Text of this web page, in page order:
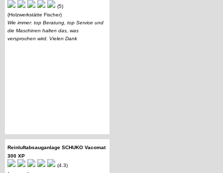
(5)
(Holzwerkstätte Fischer)
Wie immer: top Beratung, top Service und
die Maschinen halten das, was
versprochen wird. Vielen Dank
Reinluftabsauganlage SCHUKO Vacomat
300 XP
(4.3)